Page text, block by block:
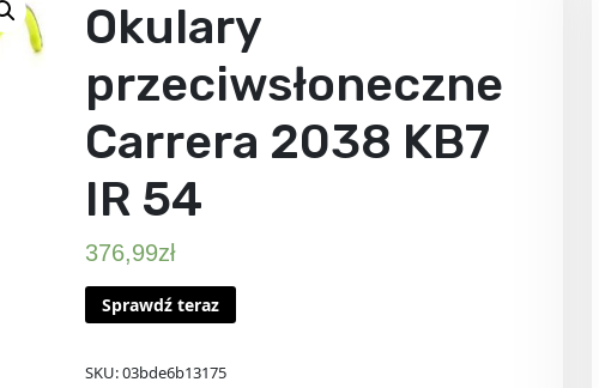
Okulary
przeciwsłoneczne
Carrera 2038 KB7
IR 54
376,99zł
Sprawdź teraz
SKU:03bde6b13175